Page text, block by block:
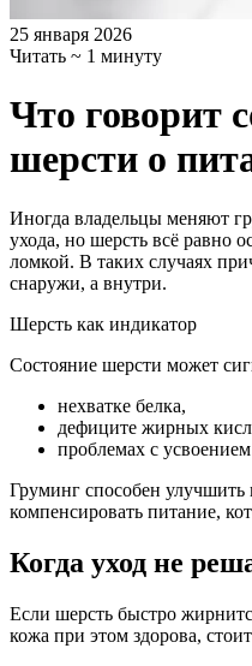
25 января 2026
Читать ~ 1 минуту
Что говорит
шерсти о
Иногда владельцы меняют
ухода, но шерсть всё равно
ломкой. В таких случаях
снаружи, а внутри.
Шерсть как индикатор
Состояние шерсти может
нехватке белка,
дефиците жирных
проблемах с
Груминг способен
компенсировать питание,
Когда уход не
Если шерсть быстро
кожа при этом здорова,